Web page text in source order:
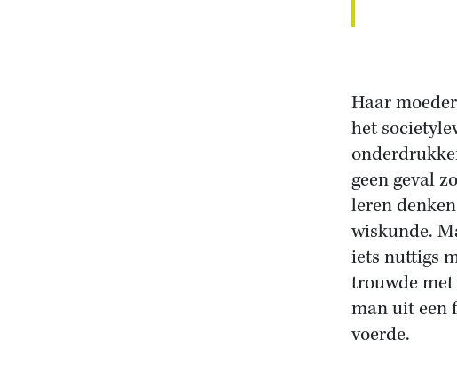
Haar
het
geen geval
leren
wiskunde.
iets nuttigs
trouwde
man uit een
voerde.